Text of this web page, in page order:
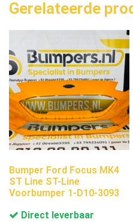
Gerelateerde
Bumper Ford Focus MK4
ST Line ST-Line
Voorbumper 1-D10-3093
Direct leverbaar